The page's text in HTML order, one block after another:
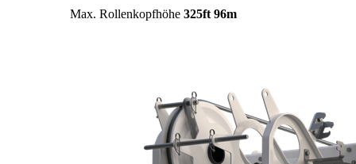
Max. Rollenkopfhöhe 325ft 96m